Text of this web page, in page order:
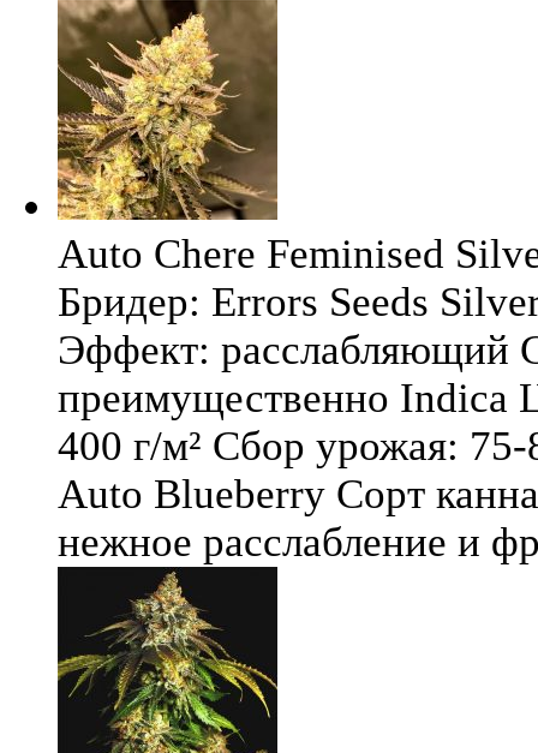
Auto Chere Feminised
Бридер: Errors Seeds
Эффект: расслабляющий
преимущественно Indica
400 г/м² Сбор урожая:
Auto Blueberry Сорт
нежное расслабление и